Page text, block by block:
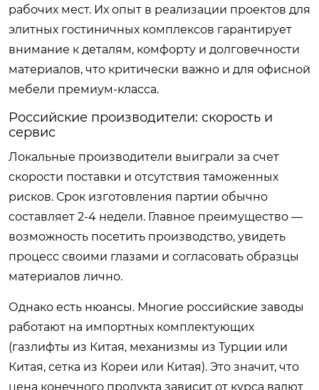
рабочих мест. Их опыт в реализации проектов для
элитных гостиничных комплексов гарантирует
внимание к деталям, комфорту и долговечности
материалов, что критически важно и для офисной
мебели премиум-класса.
Российские производители: скорость и
сервис
Локальные производители выиграли за счет
скорости поставки и отсутствия таможенных
рисков. Срок изготовления партии обычно
составляет 2-4 недели. Главное преимущество —
возможность посетить производство, увидеть
процесс своими глазами и согласовать образцы
материалов лично.
Однако есть нюансы. Многие российские заводы
работают на импортных комплектующих
(газлифты из Китая, механизмы из Турции или
Китая, сетка из Кореи или Китая). Это значит, что
цена конечного продукта зависит от курса валют